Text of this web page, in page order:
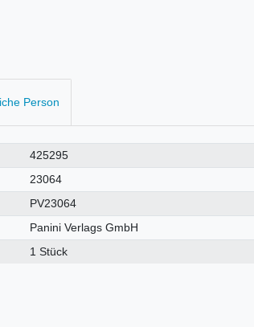
Person
425295
23064
PV23064
Panini Verlags GmbH
1 Stück